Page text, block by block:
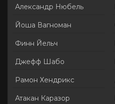
Александр Нюбель
Йоша Вагноман
Финн Йельч
Джефф Шабо
Рамон Хендрикс
Атакан Каразор